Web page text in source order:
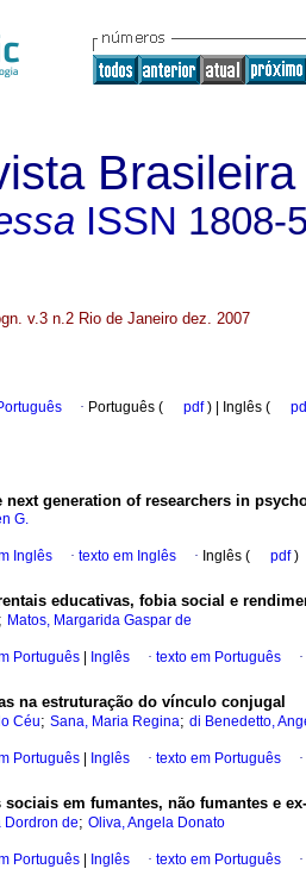
ISSN 1808-
v.3 n.2 Rio de Janeiro dez. 2007
· Português ( pdf) | Inglês (
next generation of researchers in
G.
Inglês · texto em Inglês · Inglês ( pdf)
educativas, fobia social e
; Matos, Margarida Gaspar de
Português Inglês · texto em Português ·
na estruturação do vínculo conjugal
Céu; Sana, Maria Regina; di Benedetto,
Português Inglês · texto em Português ·
sociais em fumantes, não fumantes e
Dordron de; Oliva, Angela Donato
Português Inglês · texto em Português ·